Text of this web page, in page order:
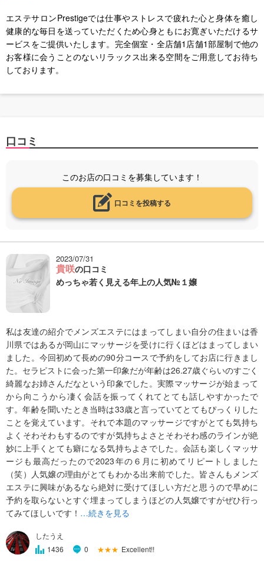
エステサロンPrestigeでは仕事やストレスで疲れた心と身体を癒し
健康的な毎日を送っていただくため心身ともにお寛ぎいただけるサ
ービスをご提供いたします。完全個室・全店舗1店舗1部屋制で他の
お客様に会うことのないリラックス出来る空間をご用意してお待ち
しております。
口コミ
このお店の口コミを募集しています！
口コミを投稿する
2023/07/31
貴咲の口コミ
めっちゃ若く見える年上の人気№１嬢
私は友達の紹介でメンズエステにはまってしまい自分の住まいは香
川県ではあるが岡山にマッサージを受けに行くほどはまってしまい
ました。今回初めて長めの90分コースで予約をしてお店に行きまし
た。セラピストに会った第一印象だが年齢は26.27歳ぐらいのすごく
綺麗なお姉さんだなという印象でした。実際マッサージが始まって
から向こうから凄く会話を振ってくれてとても話しやすかったで
す。年齢を聞いたとき当時は33歳と言っていてとてもぴっくりした
ことを覚えています。それで本題のマッサージですがとても気持ち
よくそわそわもするのですが気持ちよさとそわそわ感のラインが絶
妙に上手くとても癖になる気持ちよさでした。会話も楽しくマッサ
ージも最高だったので2023年の６月に初めてリピートしました
（笑）人気嬢の理由がとてもわかる出来前でした。皆さんもメンズ
エステに興味があるなら絶対に受けてほしい方だと思うので早めに
予約を取らないとすぐ埋まってしまうほどの人気嬢ですがぜひ行っ
てみてほしいです！ …続きを見る
したうえ
1436
0 ★★★ Excellent!!